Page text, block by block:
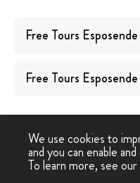
Free Tours Esposende
Free Tours Esposende
Free Tour › Esposizioni
We use cookies to
and you can enable
To learn more, see our